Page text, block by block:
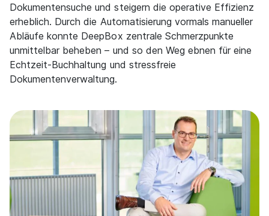
Dokumentensuche und steigern die operative Effizienz
erheblich. Durch die Automatisierung vormals manueller
Abläufe konnte DeepBox zentrale Schmerzpunkte
unmittelbar beheben – und so den Weg ebnen für eine
Echtzeit-Buchhaltung und stressfreie
Dokumentenverwaltung.